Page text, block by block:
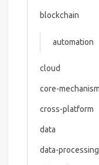
blockchain
automation
cloud
core-mechanism
cross-platform
data
data-processing